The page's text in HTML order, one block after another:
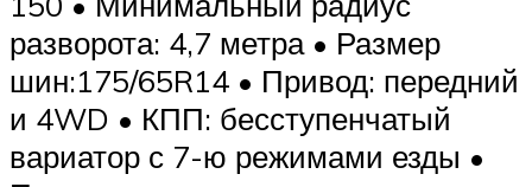
разворота: 4,7 метра • Размер
шин:175/65R14 • Привод: передний
и 4WD • КПП: бесступенчатый
вариатор с 7-ю режимами езды •